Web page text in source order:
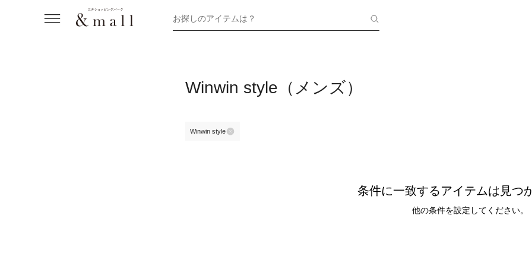
お探しのアイテムは？
Winwin style（メンズ）
Winwin style
条件に一致するアイテムは見つ
他の条件を設定してください。